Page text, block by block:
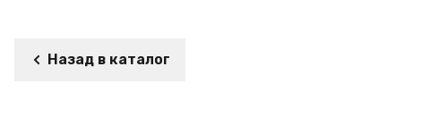
Назад в каталог